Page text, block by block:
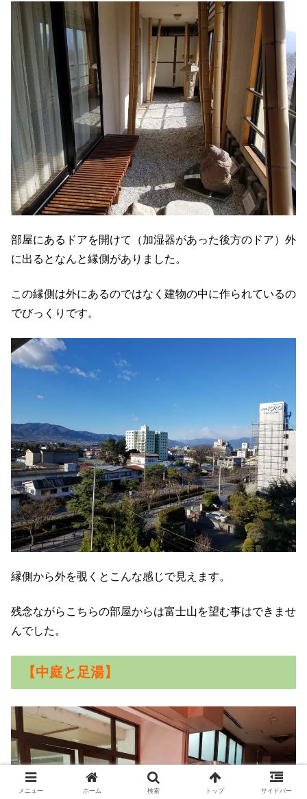
部屋にあるドアを開けて（加湿器があった後方のドア）外
に出るとなんと縁側がありました。
この縁側は外にあるのではなく建物の中に作られているの
でびっくりです。
縁側から外を覗くとこんな感じで見えます。
残念ながらこちらの部屋からは富士山を望む事はできませ
んでした。
【中庭と足湯】
メニュー ホーム 検索 トップ サイドバー